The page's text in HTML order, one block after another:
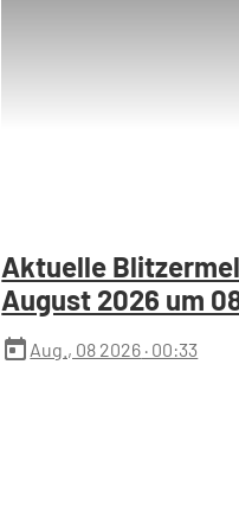
Aktuelle
August 2026 um
todayAug., 08 2026 · 00:33